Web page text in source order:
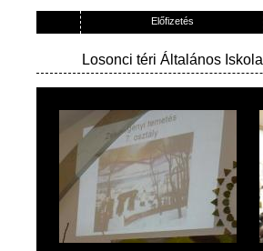
Előfizetés
Losonci téri Általános Iskola